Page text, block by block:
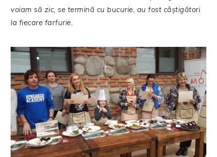
voiam să zic, se termină cu bucurie, au fost câștigători
la fiecare farfurie.